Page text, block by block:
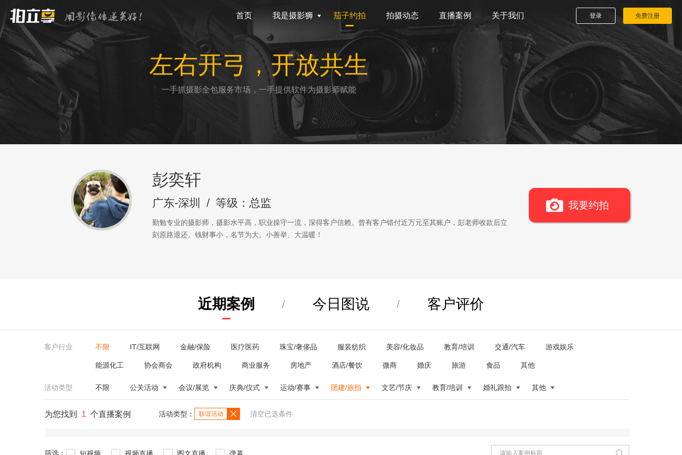
首页 我是摄影狮 茄子约拍 拍摄动态 直播案例 关于我们 登录 免费注册
左右开弓，开放共生
一手抓摄影全包服务市场，一手提供软件为摄影师赋能
彭奕轩
广东-深圳 / 等级：总监
勤勉专业的摄影师，摄影水平高，职业操守一流，深得客户信赖。曾有客户错付近万元至其账户，彭老师收款后立
刻原路退还。钱财事小，名节为大。小善举、大温暖！
我要约拍
近期案例 / 今日图说 / 客户评价
客户行业 不限 IT/互联网 金融/保险 医疗医药 珠宝/奢侈品 服装纺织 美容/化妆品 教育/培训 交通/汽车 游戏娱乐
能源化工 协会商会 政府机构 商业服务 房地产 酒店/餐饮 微商 婚庆 旅游 食品 其他
活动类型 不限 公关活动 会议/展览 庆典/仪式 运动/赛事 团建/旅拍 文艺/节庆 教育/培训 婚礼跟拍 其他
为您找到 1 个直播案例 活动类型： 联谊活动 清空已选条件
筛选： 短视频 视频直播 图文直播 弹幕